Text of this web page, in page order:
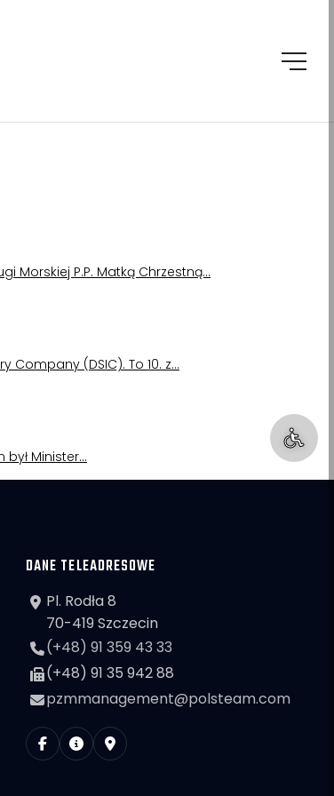
Morskiej P.P. Matką Chrzestną…
Company (DSIC). To 10. z…
był Minister…
DANE TELEADRESOWE
Pl. Rodła 8
70-419 Szczecin
(+48) 91 359 43 33
(+48) 91 35 942 88
pzmmanagement@polsteam.com